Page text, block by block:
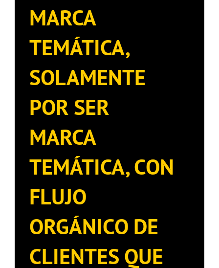
MARCA
TEMÁTICA,
SOLAMENTE
POR SER
MARCA
TEMÁTICA, CON
FLUJO
ORGÁNICO DE
CLIENTES QUE